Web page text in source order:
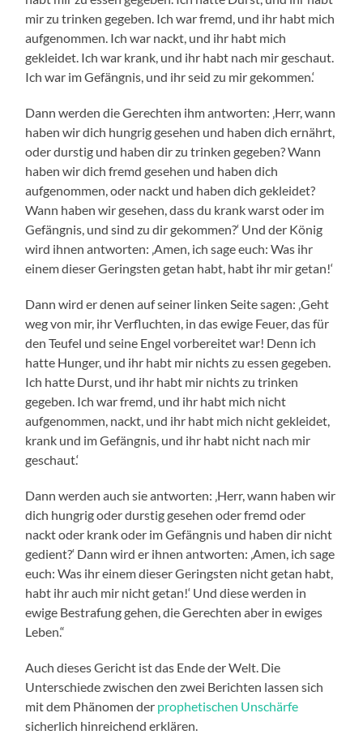
mir zu trinken gegeben. Ich war fremd, und ihr habt mich
aufgenommen. Ich war nackt, und ihr habt mich
gekleidet. Ich war krank, und ihr habt nach mir geschaut.
Ich war im Gefängnis, und ihr seid zu mir gekommen.‘
Dann werden die Gerechten ihm antworten: ‚Herr, wann
haben wir dich hungrig gesehen und haben dich ernährt,
oder durstig und haben dir zu trinken gegeben? Wann
haben wir dich fremd gesehen und haben dich
aufgenommen, oder nackt und haben dich gekleidet?
Wann haben wir gesehen, dass du krank warst oder im
Gefängnis, und sind zu dir gekommen?‘ Und der König
wird ihnen antworten: ‚Amen, ich sage euch: Was ihr
einem dieser Geringsten getan habt, habt ihr mir getan!‘
Dann wird er denen auf seiner linken Seite sagen: ‚Geht
weg von mir, ihr Verfluchten, in das ewige Feuer, das für
den Teufel und seine Engel vorbereitet war! Denn ich
hatte Hunger, und ihr habt mir nichts zu essen gegeben.
Ich hatte Durst, und ihr habt mir nichts zu trinken
gegeben. Ich war fremd, und ihr habt mich nicht
aufgenommen, nackt, und ihr habt mich nicht gekleidet,
krank und im Gefängnis, und ihr habt nicht nach mir
geschaut.‘
Dann werden auch sie antworten: ‚Herr, wann haben wir
dich hungrig oder durstig gesehen oder fremd oder
nackt oder krank oder im Gefängnis und haben dir nicht
gedient?‘ Dann wird er ihnen antworten: ‚Amen, ich sage
euch: Was ihr einem dieser Geringsten nicht getan habt,
habt ihr auch mir nicht getan!‘ Und diese werden in
ewige Bestrafung gehen, die Gerechten aber in ewiges
Leben.“
Auch dieses Gericht ist das Ende der Welt. Die
Unterschiede zwischen den zwei Berichten lassen sich
mit dem Phänomen der prophetischen Unschärfe
sicherlich hinreichend erklären.